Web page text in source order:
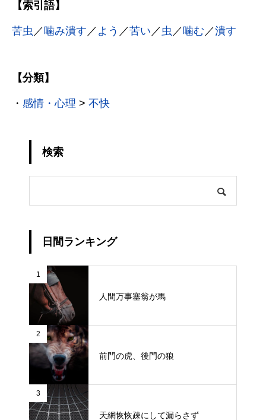
【索引語】
苦虫 ／噛み潰す ／ よう ／苦い ／ 虫 ／噛む ／潰す
【分類】
・ 感情・心理 > 不快
検索
日間ランキング
1
人間万事塞翁が馬
2
前門の虎、後門の狼
3
天網恢恢疎にして漏らさず